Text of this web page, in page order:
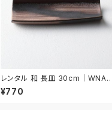
レンタル 和 長皿 30cm｜WNA0
06
¥770